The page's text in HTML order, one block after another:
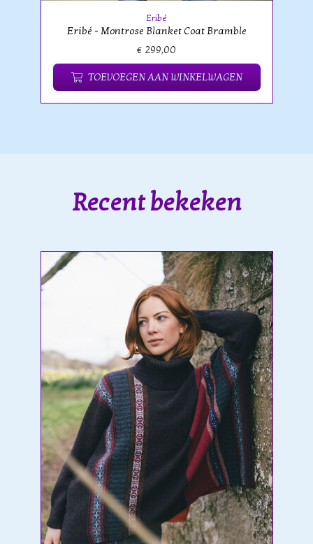
Eribé
Eribé - Montrose Blanket Coat Bramble
€ 299,00
TOEVOEGEN AAN WINKELWAGEN
Recent bekeken